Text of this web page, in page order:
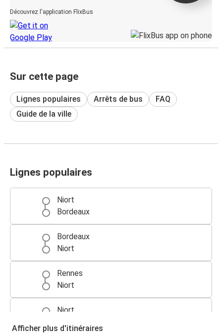
Découvrez l'application FlixBus
Sur cette page
Lignes populaires Arrêts de bus
FAQ
Guide de la ville
Lignes populaires
Niort
Bordeaux
Bordeaux
Niort
Rennes
Niort
Niort
Afficher plus d'itinéraires